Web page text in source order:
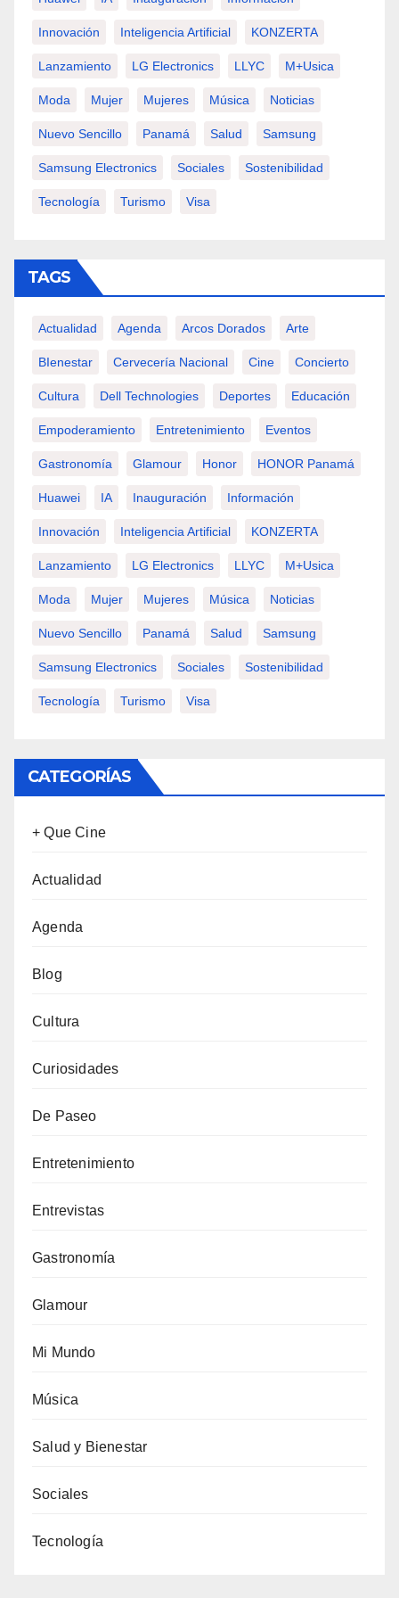
Innovación Inteligencia Artificial KONZERTA
Lanzamiento LG Electronics LLYC M+usica
Moda Mujer Mujeres Música Noticias
Nuevo Sencillo Panamá Salud Samsung
Samsung Electronics Sociales Sostenibilidad
Tecnología Turismo Visa
TAGS
Actualidad Agenda Arcos Dorados Arte
BIenestar Cervecería Nacional Cine Concierto
Cultura Dell Technologies Deportes Educación
Empoderamiento Entretenimiento Eventos
Gastronomía Glamour Honor HONOR Panamá
Huawei IA Inauguración Información
Innovación Inteligencia Artificial KONZERTA
Lanzamiento LG Electronics LLYC M+usica
Moda Mujer Mujeres Música Noticias
Nuevo Sencillo Panamá Salud Samsung
Samsung Electronics Sociales Sostenibilidad
Tecnología Turismo Visa
CATEGORÍAS
+ Que Cine
Actualidad
Agenda
Blog
Cultura
Curiosidades
De Paseo
Entretenimiento
Entrevistas
Gastronomía
Glamour
Mi Mundo
Música
Salud y Bienestar
Sociales
Tecnología